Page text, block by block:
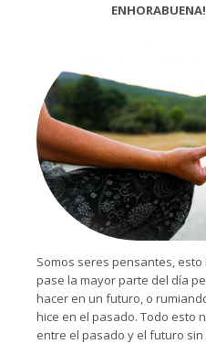
Somos seres pensantes,
pase la mayor parte del día
hacer en un futuro, o
hice en el pasado. Todo esto
entre el pasado y el futuro